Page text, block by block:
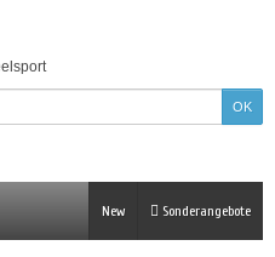
Sonderangebote
New